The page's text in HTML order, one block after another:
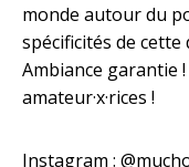
monde autour du
spécificités de
Ambiance garantie
amateur·x·rices !
Instagram :